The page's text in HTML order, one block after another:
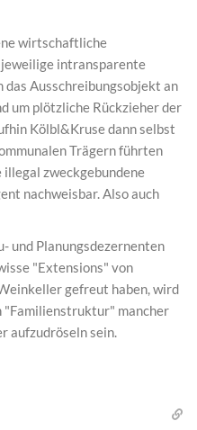
wirtschaftliche
intransparente
Ausschreibungsobjekt an
um plötzliche Rückzieher der
Kölbl&Kruse dann selbst
Trägern führten
zweckgebundene
nachweisbar. Also auch
und Planungsdezernenten
"Extensions" von
gefreut haben, wird
"Familienstruktur" mancher
aufzudröseln sein.